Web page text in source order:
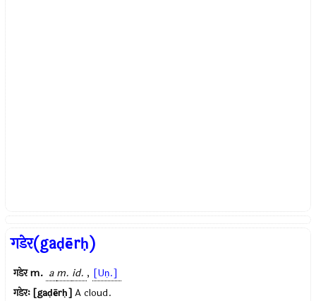
गडेर(gaḍērḥ)
गडेरm. a m. id. , [Uṇ.]
गडेरः [gaḍērḥ] A cloud.